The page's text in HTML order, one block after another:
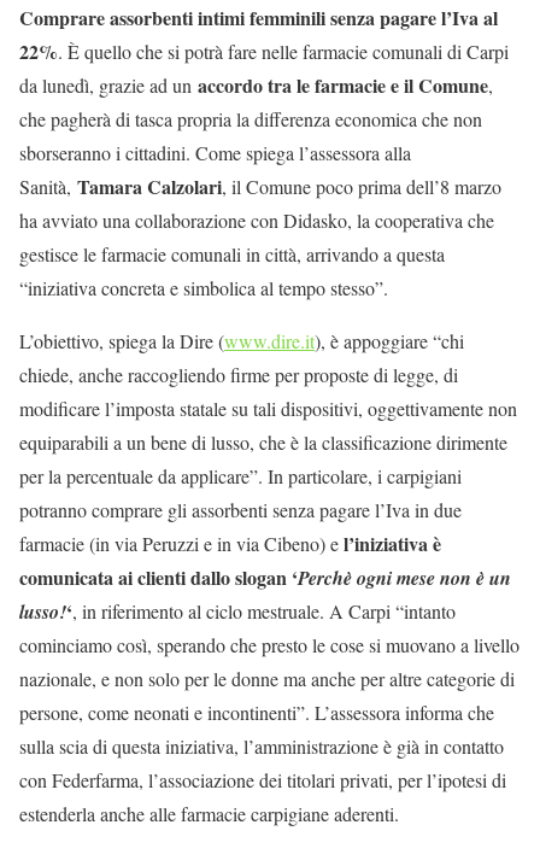
Comprare assorbenti intimi femminili senza pagare l’Iva al
22%. È quello che si potrà fare nelle farmacie comunali di Carpi
da lunedì, grazie ad un accordo tra le farmacie e il Comune,
che pagherà di tasca propria la differenza economica che non
sborseranno i cittadini. Come spiega l’assessora alla
Sanità, Tamara Calzolari, il Comune poco prima dell’8 marzo
ha avviato una collaborazione con Didasko, la cooperativa che
gestisce le farmacie comunali in città, arrivando a questa
“iniziativa concreta e simbolica al tempo stesso”.
L’obiettivo, spiega la Dire (www.dire.it), è appoggiare “chi
chiede, anche raccogliendo firme per proposte di legge, di
modificare l’imposta statale su tali dispositivi, oggettivamente non
equiparabili a un bene di lusso, che è la classificazione dirimente
per la percentuale da applicare”. In particolare, i carpigiani
potranno comprare gli assorbenti senza pagare l’Iva in due
farmacie (in via Peruzzi e in via Cibeno) el’iniziativa è
comunicata ai clienti dallo slogan ‘Perchè ogni mese non è un
lusso!‘, in riferimento al ciclo mestruale. A Carpi “intanto
cominciamo così, sperando che presto le cose si muovano a livello
nazionale, e non solo per le donne ma anche per altre categorie di
persone, come neonati e incontinenti”. L’assessora informa che
sulla scia di questa iniziativa, l’amministrazione è già in contatto
con Federfarma, l’associazione dei titolari privati, per l’ipotesi di
estenderla anche alle farmacie carpigiane aderenti.